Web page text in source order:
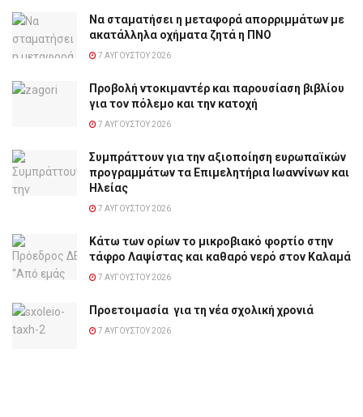
Να σταματήσει η μεταφορά απορριμμάτων με
ακατάλληλα οχήματα ζητά η ΠΝΟ
7 ΑΥΓΟΎΣΤΟΥ 2026
Προβολή ντοκιμαντέρ και παρουσίαση βιβλίου
για τον πόλεμο και την κατοχή
7 ΑΥΓΟΎΣΤΟΥ 2026
Συμπράττουν για την αξιοποίηση ευρωπαϊκών
προγραμμάτων τα Επιμελητήρια Ιωαννίνων και
Ηλείας
7 ΑΥΓΟΎΣΤΟΥ 2026
Κάτω των ορίων το μικροβιακό φορτίο στην
τάφρο Λαψίστας και καθαρό νερό στον Καλαμά
7 ΑΥΓΟΎΣΤΟΥ 2026
Προετοιμασία για τη νέα σχολική χρονιά
7 ΑΥΓΟΎΣΤΟΥ 2026